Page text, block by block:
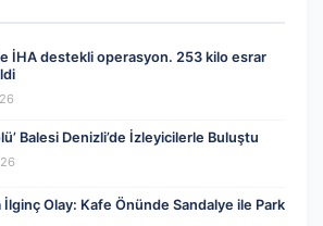
İHA destekli operasyon. 253 kilo esrar
Balesi Denizli’de İzleyicilerle Buluştu
İlginç Olay: Kafe Önünde Sandalye ile Park